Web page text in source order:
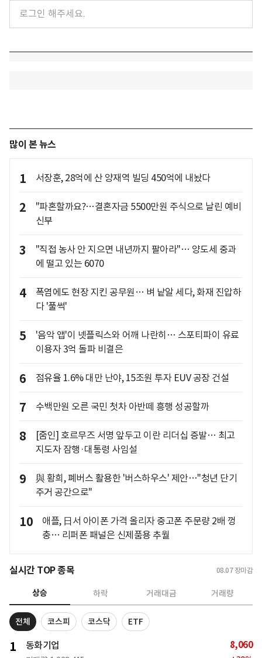
많이 본 뉴스
1 서장훈, 28억에 산 양재역 빌딩 450억에 내놨다
2
"파혼할까요?…결혼자금 5500만원 주식으로 날린 예비
신부
3
"직접 농사 안 지으면 내년까지 팔아라"… 양도세 중과
에 떨고 있는 6070
4
폭염에도 현장 지킨 공무원… 벼 낱알 세다, 화재 진압하
다 '풀썩'
5
'음악 앱'이 넷플릭스와 어깨 나란히… 스포티파이 유료
이용자 3억 돌파 비결은
6 점유율 1.6% 대만 난야, 15조원 투자 EUV 공장 건설
7 수백만원 오른 국민 첫차 아반떼 흥행 성공할까
8
[줌인] 호르무즈 서명 앞두고 이란 리더십 증발… 최고
지도자 잠행·대통령 사임설
9
與 황희, 폐버스 활용한 '버스하우스' 제안…"청년 단기
주거 공간으로"
10
애플, 日서 아이폰 가격 올리자 중고폰 주문량 2배 껑
충… 리퍼폰 패널은 신제품용 추월
실시간 TOP 종목 08.07 장마감
상승 하락 거래대금 거래량
전체 코스피 코스닥 ETF
1 동화기업 8,060